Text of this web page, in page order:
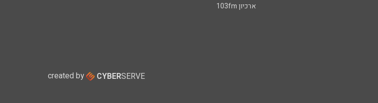
ארכיון 103fm
created by CYBERSERVE